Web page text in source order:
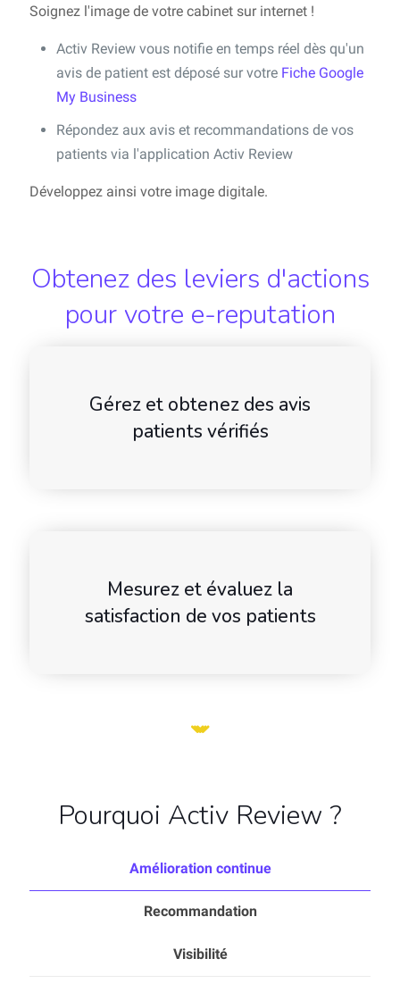
Soignez l'image de votre cabinet sur internet !
Activ Review vous notifie en temps réel dès qu'un
avis de patient est déposé sur votre Fiche Google
My Business
Répondez aux avis et recommandations de vos
patients via l'application Activ Review
Développez ainsi votre image digitale.
Obtenez des leviers d'actions
pour votre e-reputation
Gérez et obtenez des avis
patients vérifiés
Mesurez et évaluez la
satisfaction de vos patients
Pourquoi Activ Review ?
Amélioration continue
Recommandation
Visibilité